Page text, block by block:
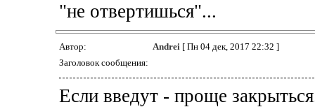
"не отвертишься"...
Автор: Andrei[ Пн 04 дек, 2017 22:32 ]
Заголовок сообщения:
Если введут - проще